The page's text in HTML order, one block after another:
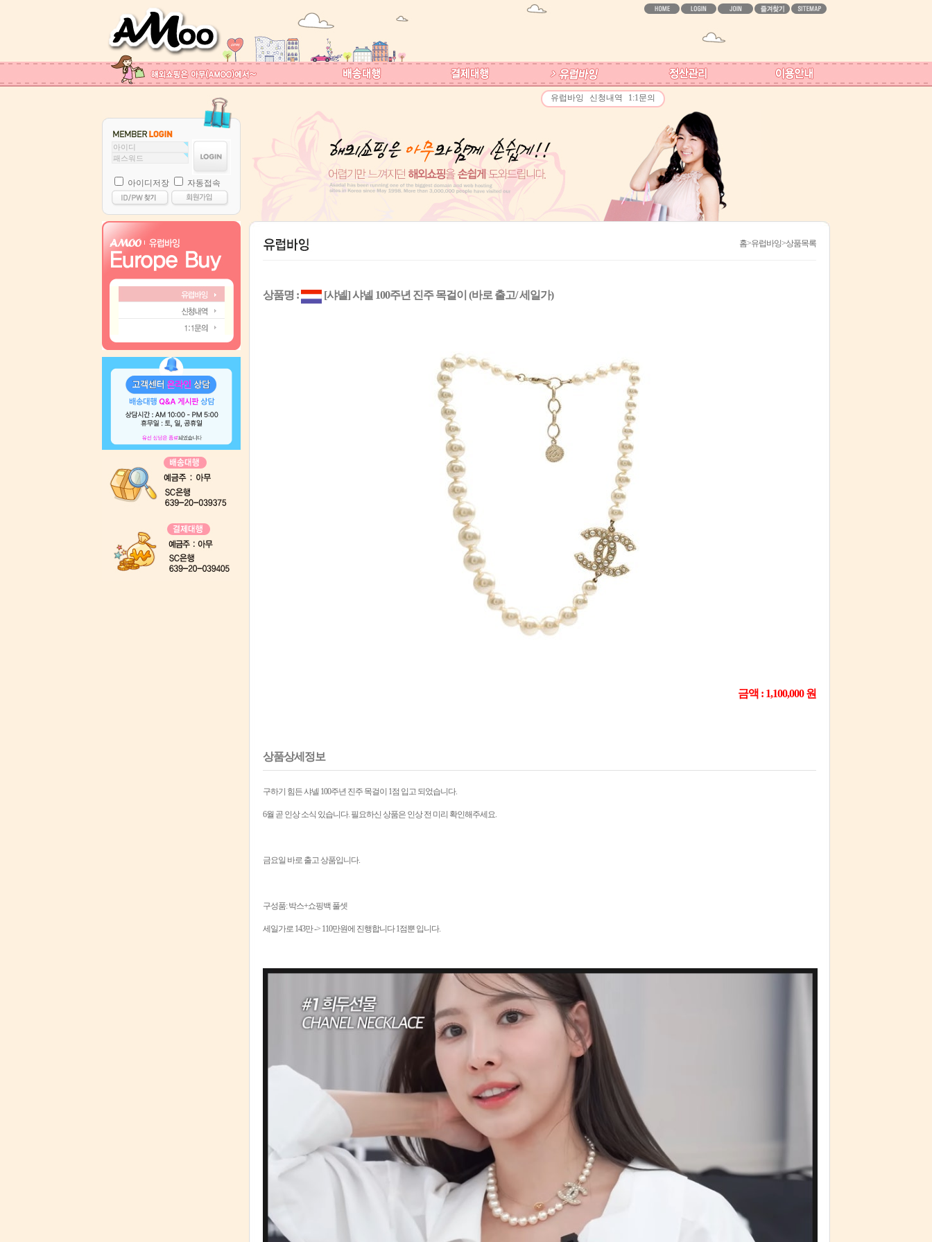
유럽바잉 신청내역 1:1문의
아이디저장 자동접속
홈>유럽바잉>상품목록
상품명 : [샤넬] 샤넬 100주년 진주 목걸이 (바로 출고/ 세일가)
금액 : 1,100,000 원
상품상세정보
구하기 힘든 샤넬 100주년 진주 목걸이 1점 입고 되었습니다.
6월 곧 인상 소식 있습니다. 필요하신 상품은 인상 전 미리 확인해주세요.
금요일 바로 출고 상품입니다.
구성품: 박스+쇼핑백 풀셋
세일가로 143만 -> 110만원에 진행합니다 1점뿐 입니다.